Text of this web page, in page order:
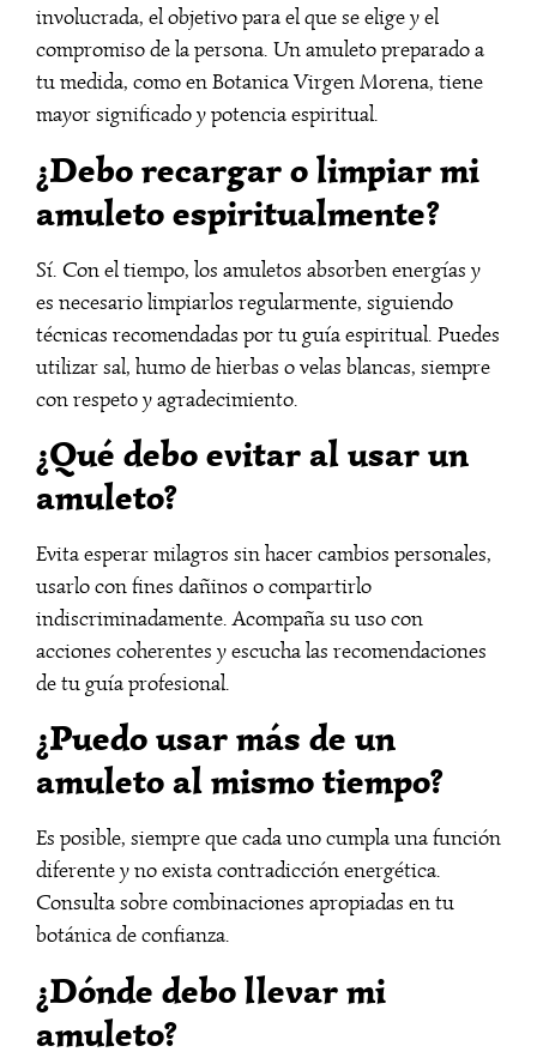
involucrada, el objetivo para el que se elige y el
compromiso de la persona. Un amuleto preparado a
tu medida, como en Botanica Virgen Morena, tiene
mayor significado y potencia espiritual.
¿Debo recargar o limpiar mi
amuleto espiritualmente?
Sí. Con el tiempo, los amuletos absorben energías y
es necesario limpiarlos regularmente, siguiendo
técnicas recomendadas por tu guía espiritual. Puedes
utilizar sal, humo de hierbas o velas blancas, siempre
con respeto y agradecimiento.
¿Qué debo evitar al usar un
amuleto?
Evita esperar milagros sin hacer cambios personales,
usarlo con fines dañinos o compartirlo
indiscriminadamente. Acompaña su uso con
acciones coherentes y escucha las recomendaciones
de tu guía profesional.
¿Puedo usar más de un
amuleto al mismo tiempo?
Es posible, siempre que cada uno cumpla una función
diferente y no exista contradicción energética.
Consulta sobre combinaciones apropiadas en tu
botánica de confianza.
¿Dónde debo llevar mi
amuleto?